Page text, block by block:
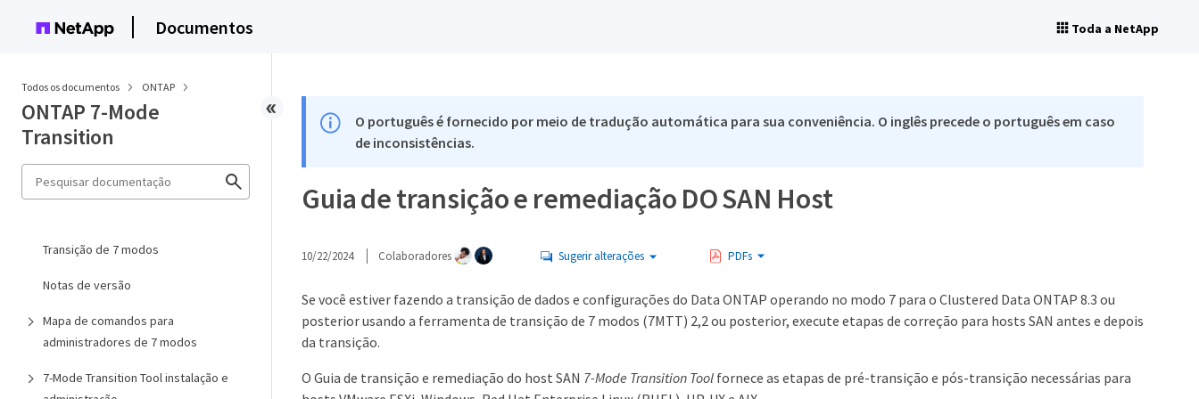
Documentos Toda a NetApp
Todos os documentos ONTAP
ONTAP 7-Mode
Transition
Transição de 7 modos
Notas de versão
Mapa de comandos para
administradores de 7 modos
7-Mode Transition Tool instalação e
O português é fornecido por meio de tradução automática para sua conveniência. O inglês precede o português em caso
de inconsistências.
Guia de transição e remediação DO SAN Host
10/22/2024 Colaboradores Sugerir alterações PDFs
Se você estiver fazendo a transição de dados e configurações do Data ONTAP operando no modo 7 para o Clustered Data ONTAP 8.3 ou
posterior usando a ferramenta de transição de 7 modos (7MTT) 2,2 ou posterior, execute etapas de correção para hosts SAN antes e depois
da transição.
O Guia de transição e remediação do host SAN 7-Mode Transition Tool fornece as etapas de pré-transição e pós-transição necessárias para